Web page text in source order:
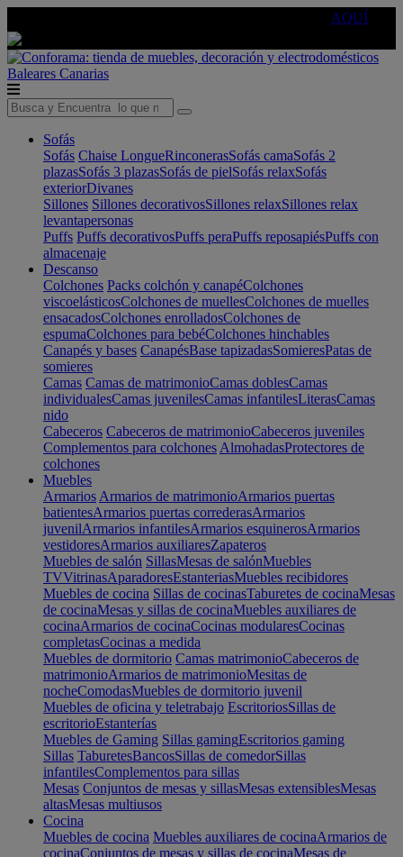
AQUÍ
Baleares Canarias
Sofás
Sofás Chaise LongueRinconerasSofás camaSofás 2
plazasSofás 3 plazasSofás de pielSofás relaxSofás
exteriorDivanes
Sillones Sillones decorativosSillones relaxSillones relax
levantapersonas
Puffs Puffs decorativosPuffs peraPuffs reposapiésPuffs con
almacenaje
Descanso
Colchones Packs colchón y canapéColchones
viscoelásticosColchones de muellesColchones de muelles
ensacadosColchones enrolladosColchones de
espumaColchones para bebéColchones hinchables
Canapés y bases CanapésBase tapizadasSomieresPatas de
somieres
Camas Camas de matrimonioCamas doblesCamas
individualesCamas juvenilesCamas infantilesLiterasCamas
nido
Cabeceros Cabeceros de matrimonioCabeceros juveniles
Complementos para colchones AlmohadasProtectores de
colchones
Muebles
Armarios Armarios de matrimonioArmarios puertas
batientesArmarios puertas correderasArmarios
juvenilArmarios infantilesArmarios esquinerosArmarios
vestidoresArmarios auxiliaresZapateros
Muebles de salón SillasMesas de salónMuebles
TVVitrinasAparadoresEstanteriasMuebles recibidores
Muebles de cocina Sillas de cocinasTaburetes de cocinaMesas
de cocinaMesas y sillas de cocinaMuebles auxiliares de
cocinaArmarios de cocinaCocinas modularesCocinas
completasCocinas a medida
Muebles de dormitorio Camas matrimonioCabeceros de
matrimonioArmarios de matrimonioMesitas de
nocheComodasMuebles de dormitorio juvenil
Muebles de oficina y teletrabajo EscritoriosSillas de
escritorioEstanterías
Muebles de Gaming Sillas gamingEscritorios gaming
Sillas TaburetesBancosSillas de comedorSillas
infantilesComplementos para sillas
Mesas Conjuntos de mesas y sillasMesas extensiblesMesas
altasMesas multiusos
Cocina
Muebles de cocina Muebles auxiliares de cocinaArmarios de
cocinaConjuntos de mesas y sillas de cocinaMesas de